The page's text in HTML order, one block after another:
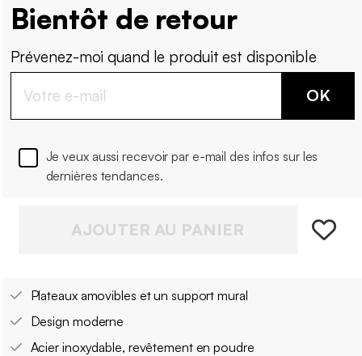
Bientôt de retour
Prévenez-moi quand le produit est disponible
OK
Je veux aussi recevoir par e-mail des infos sur les
dernières tendances.
AJOUTER AU PANIER
Plateaux amovibles et un support mural
Design moderne
Acier inoxydable, revêtement en poudre